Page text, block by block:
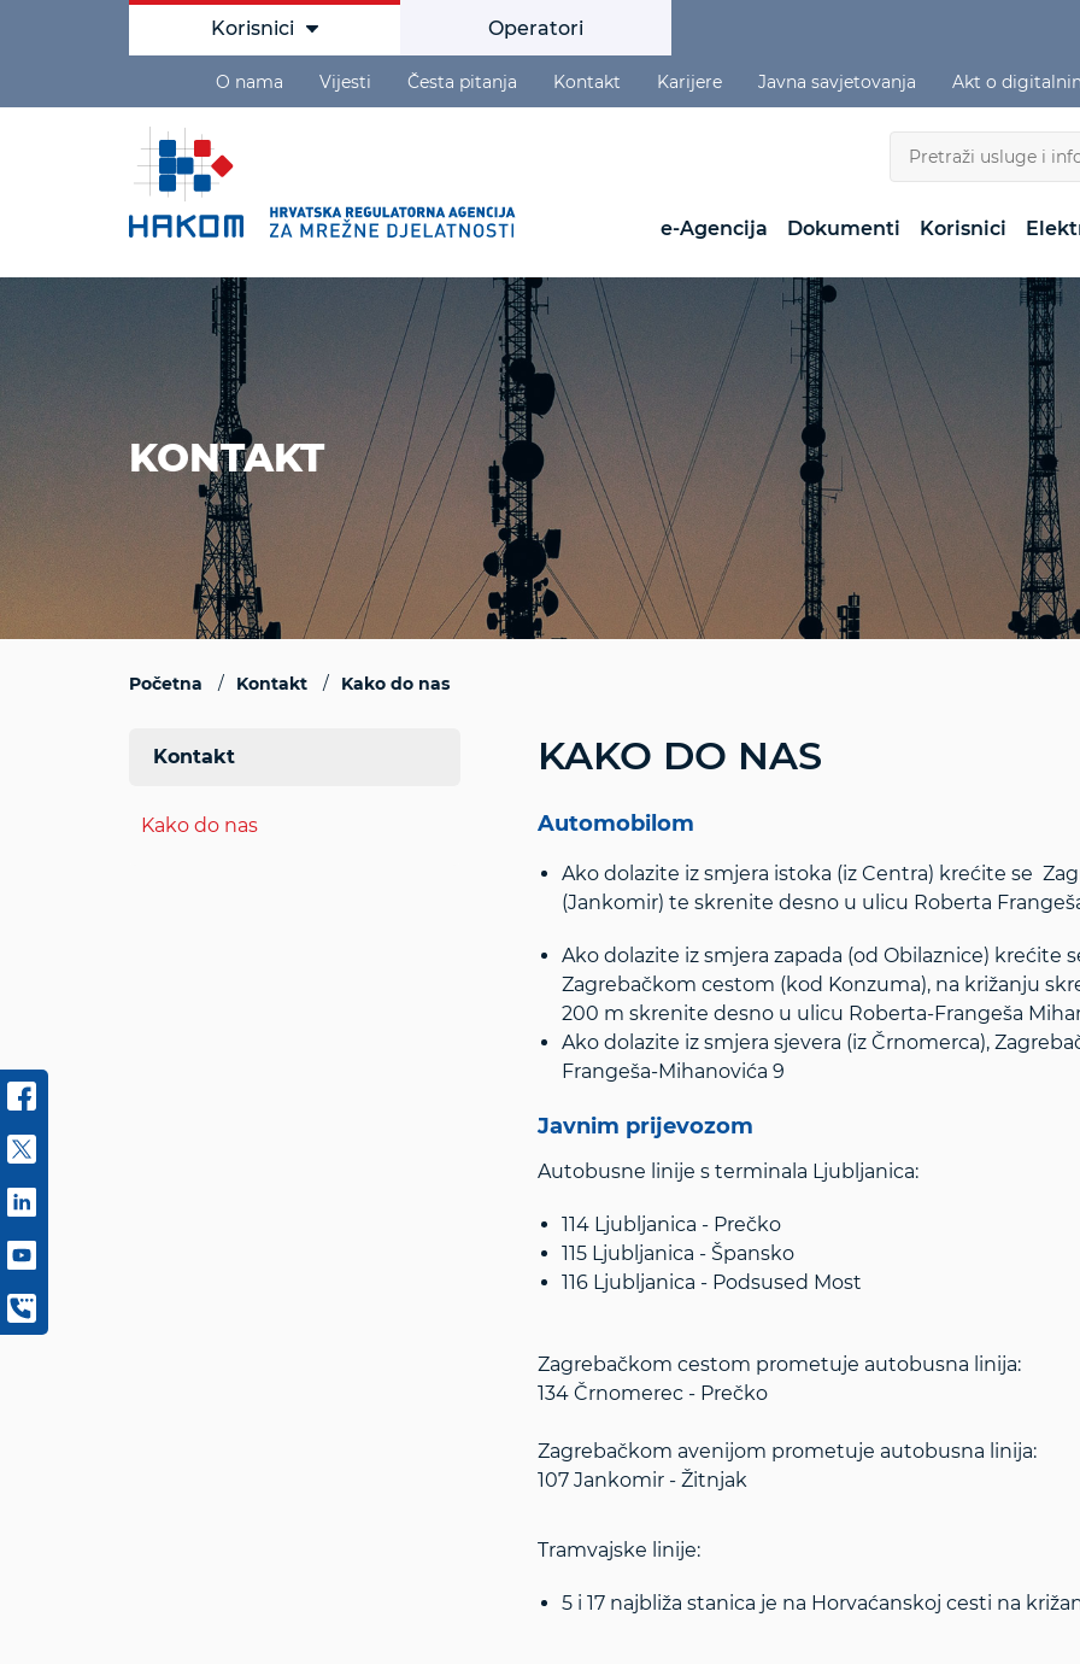
Korisnici Operatori
O nama Vijesti Česta pitanja Kontakt Karijere Javna savjetovanja Akt o
e-Agencija Dokumenti Korisnici
KONTAKT
Početna Kontakt Kako do nas
KAKO DO NAS
Automobilom
Ako dolazite iz smjera istoka (iz Centra) krećite se
(Jankomir) te skrenite desno u ulicu Roberta
Ako dolazite iz smjera zapada (od Obilaznice) krećite
Zagrebačkom cestom (kod Konzuma), na križanju
200 m skrenite desno u ulicu Roberta-Frangeša
Ako dolazite iz smjera sjevera (iz Črnomerca),
Frangeša-Mihanovića 9
Javnim prijevozom
Autobusne linije s terminala Ljubljanica:
114 Ljubljanica - Prečko
115 Ljubljanica - Špansko
116 Ljubljanica - Podsused Most
Zagrebačkom cestom prometuje autobusna linija:
134 Črnomerec - Prečko
Zagrebačkom avenijom prometuje autobusna linija:
107 Jankomir - Žitnjak
Tramvajske linije:
5 i 17 najbliža stanica je na Horvaćanskoj cesti na
Kontakt
Kako do nas